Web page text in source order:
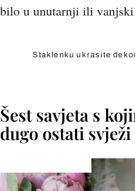
bilo u unutarnji ili vanjski
Staklenku ukrasite
Šest savjeta s
dugo ostati